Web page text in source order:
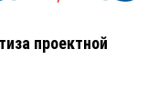
проектной